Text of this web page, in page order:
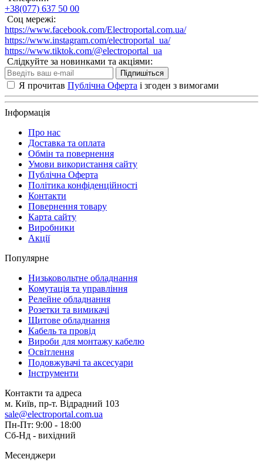
+38(077) 637 50 00
Соц мережі:
https://www.facebook.com/Electroportal.com.ua/
https://www.instagram.com/electroportal_ua/
https://www.tiktok.com/@electroportal_ua
Слідкуйте за новинками та акціями:
Підпишіться
Я прочитав Публічна Оферта і згоден з вимогами
Інформація
Про нас
Доставка та оплата
Обмін та повернення
Умови використання сайту
Публічна Оферта
Політика конфіденційності
Контакти
Повернення товару
Карта сайту
Виробники
Акції
Популярне
Низьковольтне обладнання
Комутація та управління
Релейне обладнання
Розетки та вимикачі
Щитове обладнання
Кабель та провід
Вироби для монтажу кабелю
Освітлення
Подовжувачі та аксесуари
Інструменти
Контакти та адреса
м. Київ, пр-т. Відрадний 103
sale@electroportal.com.ua
Пн-Пт: 9:00 - 18:00
Сб-Нд - вихідний
Месенджери